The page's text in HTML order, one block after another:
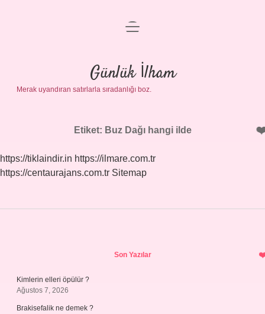
Anasayfa
Gizlilik Politikası
Yasal Uyarı
menüyü
Günlük İlham
Merak uyandıran satırlarla sıradanlığı boz.
Etiket: Buz Dağı hangi ilde
https://tiklaindir.in https://ilmare.com.tr
https://centaurajans.com.tr Sitemap
Son Yazılar
Kimlerin elleri öpülür ?
Ağustos 7, 2026
Brakisefalik ne demek ?